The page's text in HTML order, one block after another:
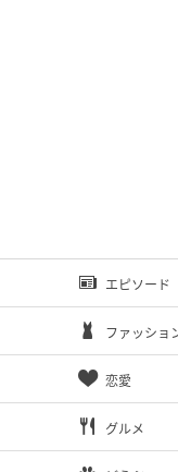
エピソード
ファッショ
恋愛
グルメ